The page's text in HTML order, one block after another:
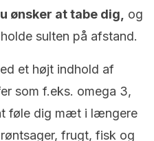
ønsker at tabe dig,
og
sulten på afstand.
et højt indhold af
som f.eks. omega 3,
føle dig mæt i længere
frugt, fisk og